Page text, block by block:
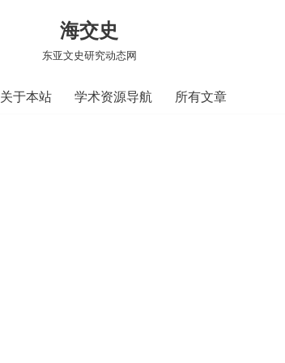
海交史
东亚文史研究动态网
关于本站 学术资源导航 所有文章